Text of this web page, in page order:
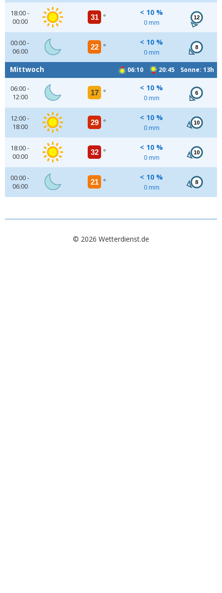
18:00 -
00:00
31 °
< 10 %
0 mm
12
00:00 -
06:00
22 °
< 10 %
0 mm
8
06:10 20:45 Sonne: 13h
Mittwoch
06:00 -
12:00
17 °
< 10 %
0 mm
6
12:00 -
18:00
29 °
< 10 %
0 mm
10
18:00 -
00:00
32 °
< 10 %
0 mm
10
00:00 -
06:00
21 °
< 10 %
0 mm
8
© 2026 Wetterdienst.de